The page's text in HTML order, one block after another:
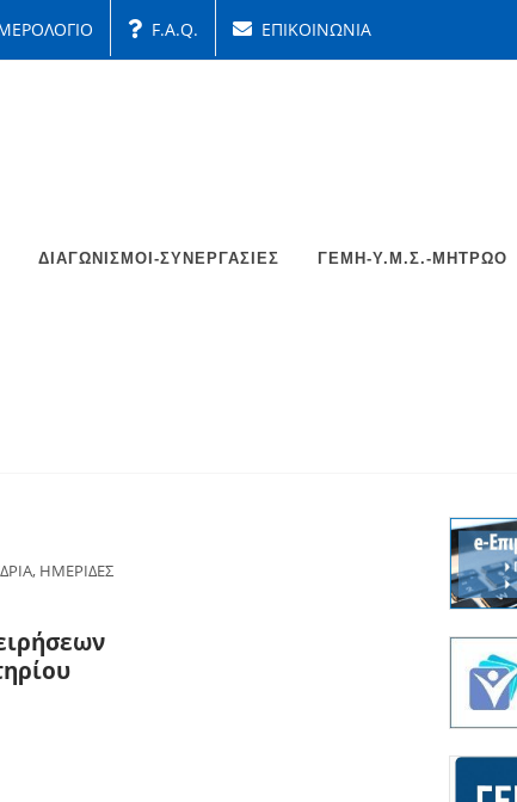
F.A.Q. ΕΠΙΚΟΙΝΩΝΙΑ
ΔΙΑΓΩΝΙΣΜΟΊ-ΣΥΝΕΡΓΑΣΊΕΣ ΓΕΜΗ-Υ.Μ.Σ.-ΜΗΤΡΩΟ
ΗΜΕΡΙΔΕΣ